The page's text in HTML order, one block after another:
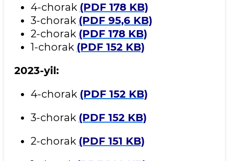
4-chorak (PDF 178 KB)
3-chorak (PDF 95,6 KB)
2-chorak (PDF 178 KB)
1-chorak (PDF 152 KB)
2023-yil:
4-chorak (PDF 152 KB)
3-chorak (PDF 152 KB)
2-chorak (PDF 151 KB)